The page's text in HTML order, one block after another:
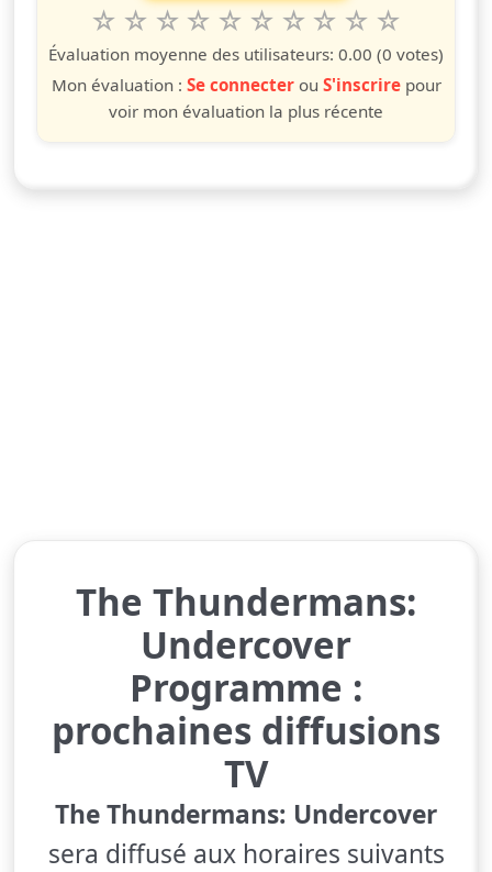
questo spettacolo da 1 a 10 étoiles
10
étoiles
9
étoiles
8
étoiles
7
étoiles
6
étoiles
5
étoiles
4
étoiles
3
étoiles
2
étoiles
étoile
Évaluation moyenne des utilisateurs: 0.00 (0 votes)
Mon évaluation : Se connecterou S'inscrirepour
voir mon évaluation la plus récente
The Thundermans:
Undercover
Programme :
prochaines diffusions
TV
The Thundermans: Undercover
sera diffusé aux horaires suivants